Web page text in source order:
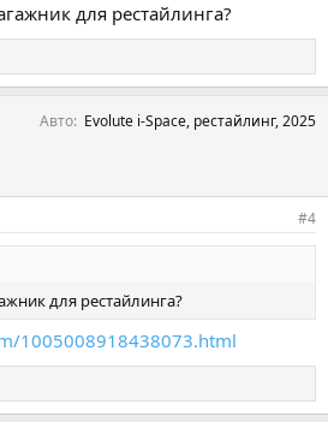
для рестайлинга?
Авто Evolute i-Space, рестайлинг, 2025
#4
для рестайлинга?
1005008918438073.html